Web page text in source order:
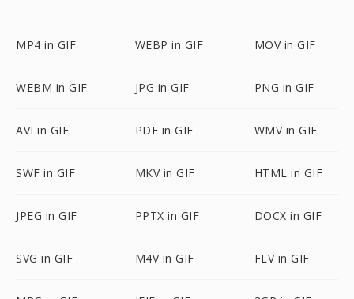
MP4 in GIF WEBP in GIF MOV in GIF
WEBM in GIF JPG in GIF PNG in GIF
AVI in GIF PDF in GIF WMV in GIF
SWF in GIF MKV in GIF HTML in GIF
JPEG in GIF PPTX in GIF DOCX in GIF
SVG in GIF M4V in GIF FLV in GIF